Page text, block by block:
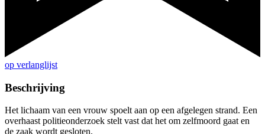
op verlanglijst
Beschrijving
Het lichaam van een vrouw spoelt aan op een afgelegen strand. Een
overhaast politieonderzoek stelt vast dat het om zelfmoord gaat en
de zaak wordt gesloten.